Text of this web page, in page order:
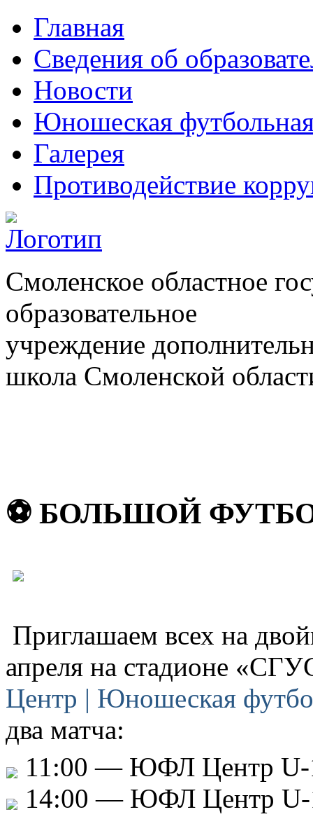
Главная
Сведения об
Новости
Юношеская
Галерея
Противодействие
Смоленское областное
образовательное
учреждение
школа Смоленской
⚽️ БОЛЬШОЙ
Приглашаем всех на
апреля на стадионе
Центр | Юношеская
два матча:
11:00 — ЮФЛ Центр U-
14:00 — ЮФЛ Центр U-